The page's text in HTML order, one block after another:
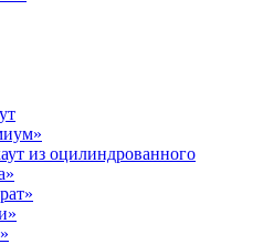
из оцилиндрованного